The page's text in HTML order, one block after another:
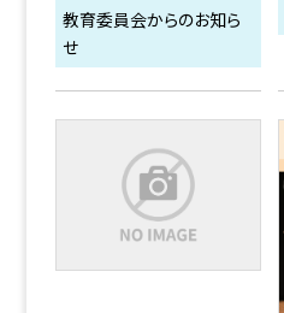
教育委員会からのお知ら
せ